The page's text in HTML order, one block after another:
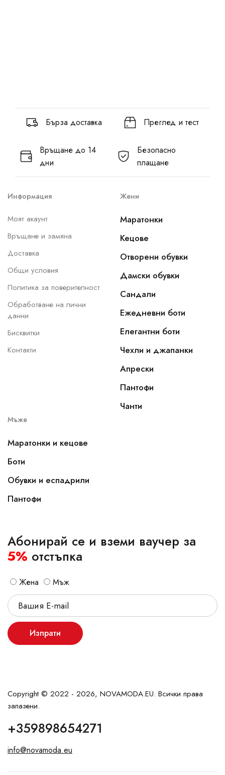
Бърза доставка Преглед и тест
Връщане до 14
дни
Безопасно
плащане
Информация
Моят акаунт
Връщане и замяна
Доставка
Общи условия
Политика за поверителност
Обработване на лични
данни
Бисквитки
Контакти
Жени
Маратонки
Кецове
Отворени обувки
Дамски обувки
Сандали
Ежедневни боти
Елегантни боти
Чехли и джапанки
Апрески
Пантофи
Чанти
Мъже
Маратонки и кецове
Боти
Обувки и еспадрили
Пантофи
Абонирай се и вземи ваучер за
5% отстъпка
Жена Мъж
Изпрати
Copyright © 2022 - 2026, NOVAMODA.EU. Всички права
запазени.
+359898654271
info@novamoda.eu